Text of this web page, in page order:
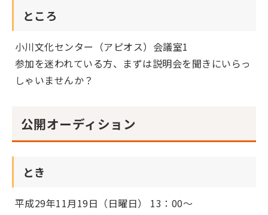
ところ
小川文化センター（アピオス）会議室1
参加を迷われている方、まずは説明会を聞きにいらっ
しゃいませんか？
公開オーディション
とき
平成29年11月19日（日曜日） 13：00～